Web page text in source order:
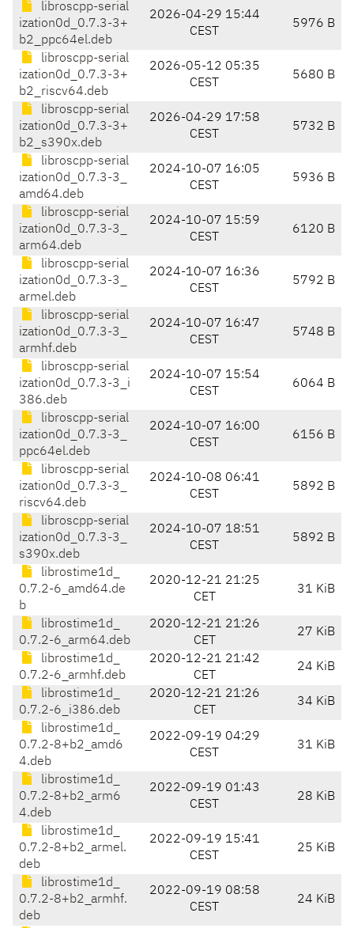
libroscpp-serial
ization0d_0.7.3-3+
b2_ppc64el.deb
2026-04-29 15:44
CEST
5976 B
libroscpp-serial
ization0d_0.7.3-3+
b2_riscv64.deb
2026-05-12 05:35
CEST
5680 B
libroscpp-serial
ization0d_0.7.3-3+
b2_s390x.deb
2026-04-29 17:58
CEST
5732 B
libroscpp-serial
ization0d_0.7.3-3_
amd64.deb
2024-10-07 16:05
CEST
5936 B
libroscpp-serial
ization0d_0.7.3-3_
arm64.deb
2024-10-07 15:59
CEST
6120 B
libroscpp-serial
ization0d_0.7.3-3_
armel.deb
2024-10-07 16:36
CEST
5792 B
libroscpp-serial
ization0d_0.7.3-3_
armhf.deb
2024-10-07 16:47
CEST
5748 B
libroscpp-serial
ization0d_0.7.3-3_i
386.deb
2024-10-07 15:54
CEST
6064 B
libroscpp-serial
ization0d_0.7.3-3_
ppc64el.deb
2024-10-07 16:00
CEST
6156 B
libroscpp-serial
ization0d_0.7.3-3_
riscv64.deb
2024-10-08 06:41
CEST
5892 B
libroscpp-serial
ization0d_0.7.3-3_
s390x.deb
2024-10-07 18:51
CEST
5892 B
librostime1d_
0.7.2-6_amd64.de
b
2020-12-21 21:25
CET
31 KiB
librostime1d_
0.7.2-6_arm64.deb
2020-12-21 21:26
CET
27 KiB
librostime1d_
0.7.2-6_armhf.deb
2020-12-21 21:42
CET
24 KiB
librostime1d_
0.7.2-6_i386.deb
2020-12-21 21:26
CET
34 KiB
librostime1d_
0.7.2-8+b2_amd6
4.deb
2022-09-19 04:29
CEST
31 KiB
librostime1d_
0.7.2-8+b2_arm6
4.deb
2022-09-19 01:43
CEST
28 KiB
librostime1d_
0.7.2-8+b2_armel.
deb
2022-09-19 15:41
CEST
25 KiB
librostime1d_
0.7.2-8+b2_armhf.
deb
2022-09-19 08:58
CEST
24 KiB